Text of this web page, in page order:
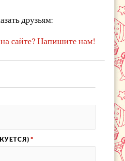
друзьям:
сайте? Напишите нам!
*